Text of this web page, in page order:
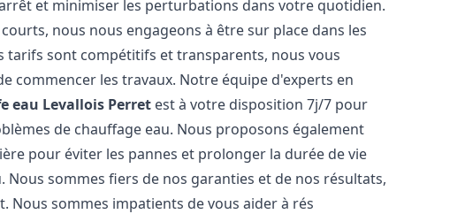
et minimiser les perturbations dans votre quotidien.
nous nous engageons à être sur place dans les
tarifs sont compétitifs et transparents, nous vous
commencer les travaux. Notre équipe d'experts en
eau Levallois Perret est à votre disposition 7j/7 pour
de chauffage eau. Nous proposons également
pour éviter les pannes et prolonger la durée de vie
Nous sommes fiers de nos garanties et de nos résultats,
Nous sommes impatients de vous aider à rés